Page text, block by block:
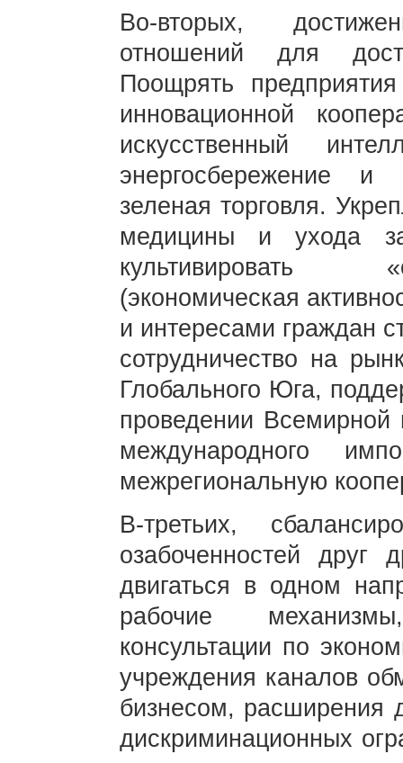
Во-вторых,
отношений для
Поощрять
инновационной
искусственный
энергосбережение
зеленая торговля.
медицины и ухода
культивировать
(экономическая
и интересами граждан
сотрудничество на
Глобального Юга,
проведении Всемирной
международного
межрегиональную
В-третьих,
озабоченностей друг
двигаться в одном
рабочие
консультации по
учреждения каналов
бизнесом, расширения
дискриминационных